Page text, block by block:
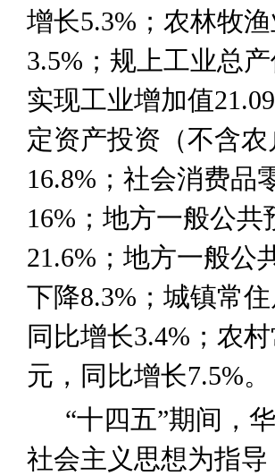
增长5.3% ；农林牧
3.5% ；规上工业总
实现工业增加值21.09
定资产投资（不含农
16.8% ；社会消费品
16% ；地方一般公共
21.6% ；地方一般公
下降8.3% ；城镇常
同比增长3.4% ；农
元，同比增长7.5%。
“十四五”期间，
社会主义思想为指导